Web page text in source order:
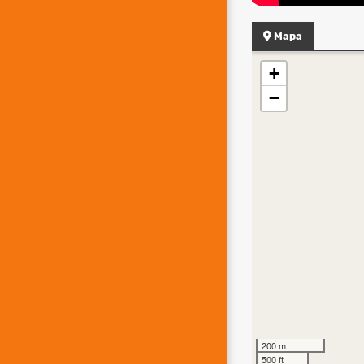
Mapa
+
−
200 m
500 ft